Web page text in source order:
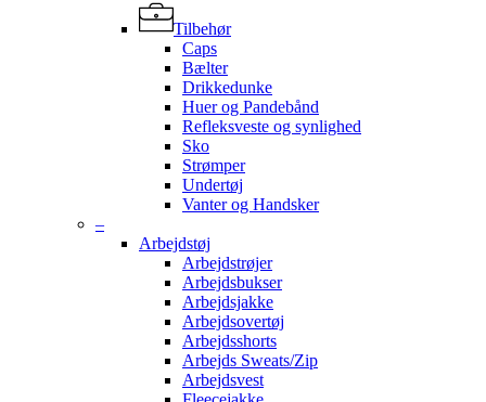
Tilbehør
Caps
Bælter
Drikkedunke
Huer og Pandebånd
Refleksveste og synlighed
Sko
Strømper
Undertøj
Vanter og Handsker
–
Arbejdstøj
Arbejdstrøjer
Arbejdsbukser
Arbejdsjakke
Arbejdsovertøj
Arbejdsshorts
Arbejds Sweats/Zip
Arbejdsvest